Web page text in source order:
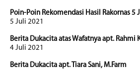
Poin-Poin Rekomendasi Hasil Rakornas 5
5 Juli 2021
Berita Dukacita atas Wafatnya apt. Rahmi
4 Juli 2021
Berita Dukacita apt. Tiara Sani, M.Farm